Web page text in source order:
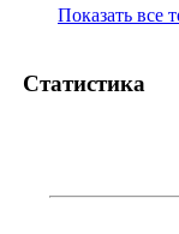
Показать все
Статистика